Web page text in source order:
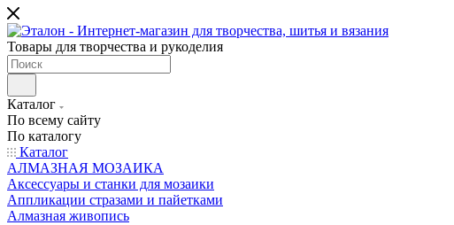
Товары для творчества и рукоделия
Каталог
По всему сайту
По каталогу
Каталог
АЛМАЗНАЯ МОЗАИКА
Аксессуары и станки для мозаики
Аппликации стразами и пайетками
Алмазная живопись